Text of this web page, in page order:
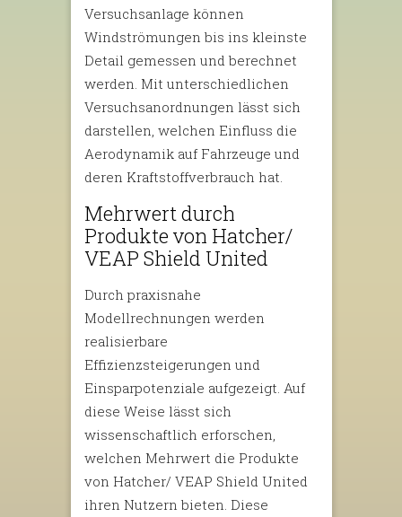
Versuchsanlage können
Windströmungen bis ins kleinste
Detail gemessen und berechnet
werden. Mit unterschiedlichen
Versuchsanordnungen lässt sich
darstellen, welchen Einfluss die
Aerodynamik auf Fahrzeuge und
deren Kraftstoffverbrauch hat.
Mehrwert durch
Produkte von Hatcher/
VEAP Shield United
Durch praxisnahe
Modellrechnungen werden
realisierbare
Effizienzsteigerungen und
Einsparpotenziale aufgezeigt. Auf
diese Weise lässt sich
wissenschaftlich erforschen,
welchen Mehrwert die Produkte
von Hatcher/ VEAP Shield United
ihren Nutzern bieten. Diese